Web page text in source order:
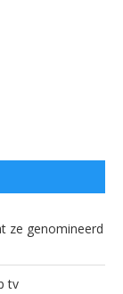
ze genomineerd
tv